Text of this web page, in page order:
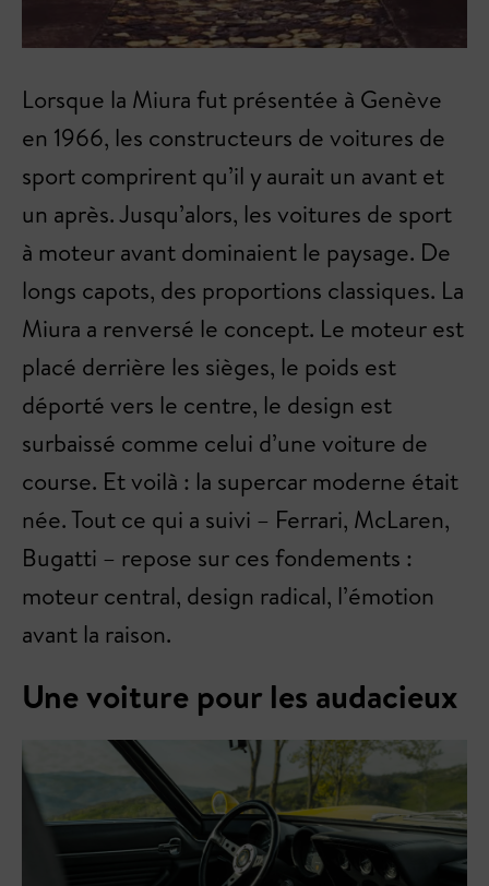
Lorsque la Miura fut présentée à Genève
en 1966, les constructeurs de voitures de
sport comprirent qu’il y aurait un avant et
un après. Jusqu’alors, les voitures de sport
à moteur avant dominaient le paysage. De
longs capots, des proportions classiques. La
Miura a renversé le concept. Le moteur est
placé derrière les sièges, le poids est
déporté vers le centre, le design est
surbaissé comme celui d’une voiture de
course. Et voilà : la supercar moderne était
née. Tout ce qui a suivi – Ferrari, McLaren,
Bugatti – repose sur ces fondements :
moteur central, design radical, l’émotion
avant la raison.
Une voiture pour les audacieux